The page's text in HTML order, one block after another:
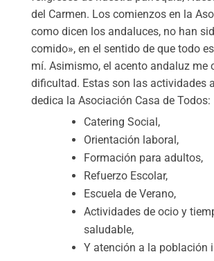
del Carmen. Los comienzos en la
como dicen los andaluces, no han
comido», en el sentido de que todo
mí. Asimismo, el acento andaluz me
dificultad. Estas son las actividades
dedica la Asociación Casa de Todos:
Catering Social,
Orientación laboral,
Formación para adultos,
Refuerzo Escolar,
Escuela de Verano,
Actividades de ocio y
saludable,
Y atención a la población